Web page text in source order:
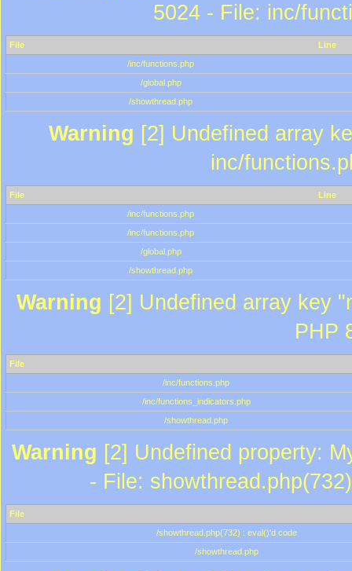
5024 - File: inc/
File
Line
/inc/functions.php
/global.php
/showthread.php
Warning [2] Undefined array
inc/
File
Line
/inc/functions.php
/inc/functions.php
/global.php
/showthread.php
Warning [2] Undefined array key
PHP
File
/inc/functions.php
/inc/functions_indicators.php
/showthread.php
Warning [2] Undefined property:
- File:
File
/showthread.php(732) : eval()'d code
/showthread.php